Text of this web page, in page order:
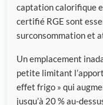
captation calorifique
certifié RGE sont
surconsommation et
Un emplacement
petite limitant
effet frigo » qui
jusqu’à 20 % au-